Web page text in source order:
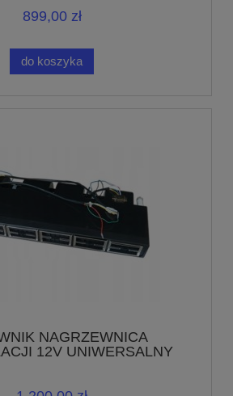
899,00 zł
do koszyka
NAGRZEWNICA
12V UNIWERSALNY